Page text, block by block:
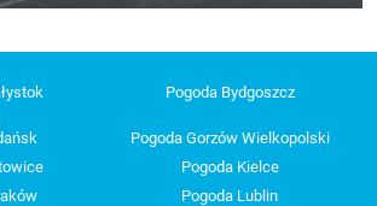
Pogoda Bydgoszcz
Pogoda Gorzów Wielkopolski
Pogoda Kielce
Pogoda Lublin